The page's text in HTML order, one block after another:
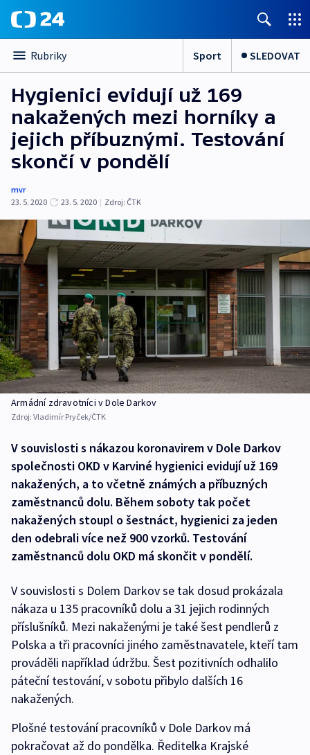
Rubriky Sport SLEDOVAT
Hygienici evidují už 169
nakažených mezi horníky a
jejich příbuznými. Testování
skončí v pondělí
mvr
23. 5. 2020
23. 5. 2020 | Zdroj: ČTK
Armádní zdravotníci v Dole Darkov
Zdroj: Vladimír Pryček/ČTK
V souvislosti s nákazou koronavirem v Dole Darkov
společnosti OKD v Karviné hygienici evidují už 169
nakažených, a to včetně známých a příbuzných
zaměstnanců dolu. Během soboty tak počet
nakažených stoupl o šestnáct, hygienici za jeden
den odebrali více než 900 vzorků. Testování
zaměstnanců dolu OKD má skončit v pondělí.
V souvislosti s Dolem Darkov se tak dosud prokázala
nákaza u 135 pracovníků dolu a 31 jejich rodinných
příslušníků. Mezi nakaženými je také šest pendlerů z
Polska a tři pracovníci jiného zaměstnavatele, kteří tam
prováděli například údržbu. Šest pozitivních odhalilo
páteční testování, v sobotu přibylo dalších 16
nakažených.
Plošné testování pracovníků v Dole Darkov má
pokračovat až do pondělka. Ředitelka Krajské